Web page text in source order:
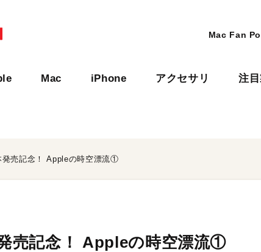
Mac Fan
Mac iPhone アクセサリ 注
発売記念！ Appleの時空漂流①
売記念！ Appleの時空漂流①